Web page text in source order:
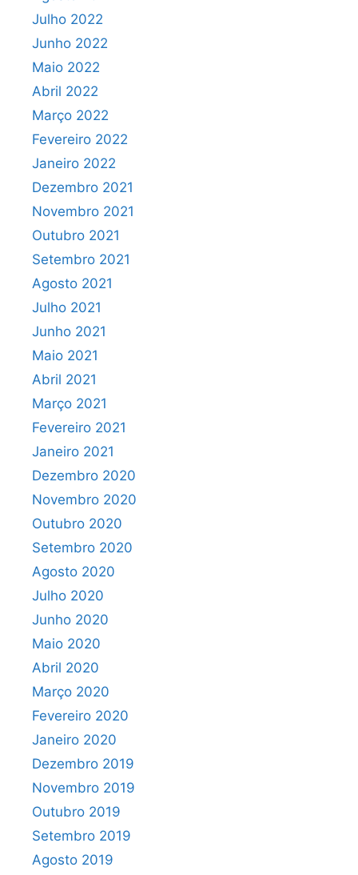
Julho 2022
Junho 2022
Maio 2022
Abril 2022
Março 2022
Fevereiro 2022
Janeiro 2022
Dezembro 2021
Novembro 2021
Outubro 2021
Setembro 2021
Agosto 2021
Julho 2021
Junho 2021
Maio 2021
Abril 2021
Março 2021
Fevereiro 2021
Janeiro 2021
Dezembro 2020
Novembro 2020
Outubro 2020
Setembro 2020
Agosto 2020
Julho 2020
Junho 2020
Maio 2020
Abril 2020
Março 2020
Fevereiro 2020
Janeiro 2020
Dezembro 2019
Novembro 2019
Outubro 2019
Setembro 2019
Agosto 2019